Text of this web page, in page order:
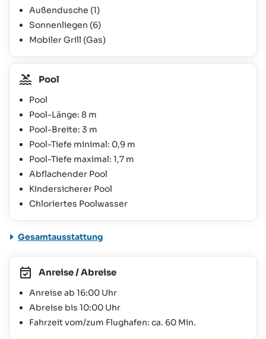
Außendusche (1)
Sonnenliegen (6)
Mobiler Grill (Gas)
Pool
Pool
Pool-Länge: 8 m
Pool-Breite: 3 m
Pool-Tiefe minimal: 0,9 m
Pool-Tiefe maximal: 1,7 m
Abflachender Pool
Kindersicherer Pool
Chloriertes Poolwasser
Gesamtausstattung
Anreise / Abreise
Anreise ab 16:00 Uhr
Abreise bis 10:00 Uhr
Fahrzeit vom/zum Flughafen: ca. 60 Min.